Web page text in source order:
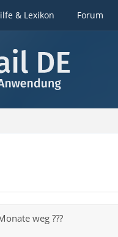
& Lexikon Forum
weg ???